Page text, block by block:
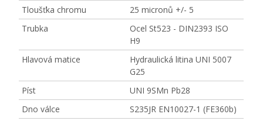
Tloušťka chromu
25 micronů +/- 5
Trubka
Ocel St523 - DIN2393 ISO
H9
Hlavová matice
Hydraulická litina UNI 5007
G25
Píst
UNI 9SMn Pb28
Dno válce
S235JR EN10027-1 (FE360b)